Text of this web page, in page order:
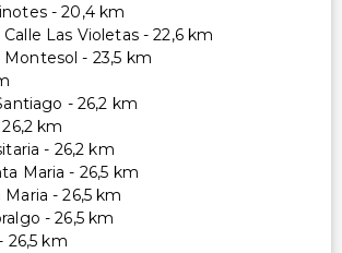
- 20,4 km
Las Violetas - 22,6 km
- 23,5 km
- 26,2 km
km
- 26,2 km
Maria - 26,5 km
- 26,5 km
- 26,5 km
26,5 km